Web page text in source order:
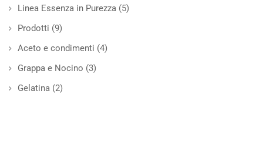
Linea Essenza in Purezza (5)
Prodotti (9)
Aceto e condimenti (4)
Grappa e Nocino (3)
Gelatina (2)